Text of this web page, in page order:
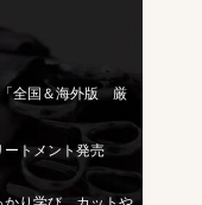
「全国＆海外版 厳
ートメント発売